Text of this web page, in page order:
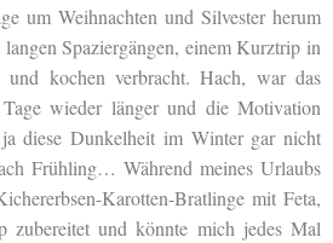
um Weihnachten und Silvester herum
Spaziergängen, einem Kurztrip in
und kochen verbracht. Hach, war das
wieder länger und die Motivation
diese Dunkelheit im Winter gar nicht
Frühling… Während meines Urlaubs
Karotten-Bratlinge mit Feta,
zubereitet und könnte mich jedes Mal